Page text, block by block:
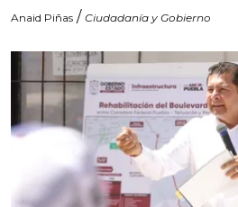
Anaid Piñas / Ciudadanía y Gobierno